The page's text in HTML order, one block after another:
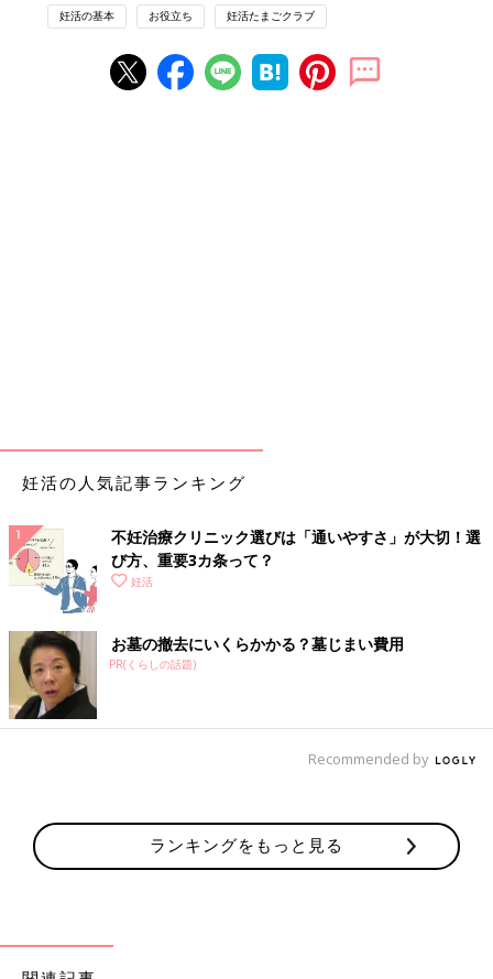
妊活の基本 お役立ち 妊活たまごクラブ
妊活の人気記事ランキング
不妊治療クリニック選びは「通いやすさ」が大切！選
び方、重要3カ条って？
妊活
お墓の撤去にいくらかかる？墓じまい費用
PR(くらしの話題)
Recommended by
ランキングをもっと見る